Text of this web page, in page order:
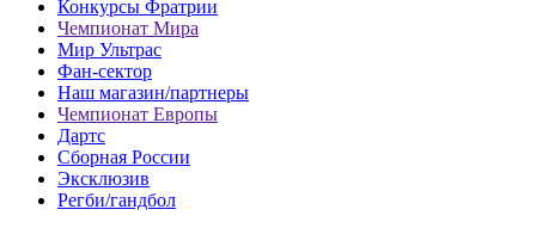
Конкурсы Фратрии
Чемпионат Мира
Мир Ультрас
Фан-cектор
Наш магазин/партнеры
Чемпионат Европы
Дартс
Сборная России
Эксклюзив
Регби/гандбол